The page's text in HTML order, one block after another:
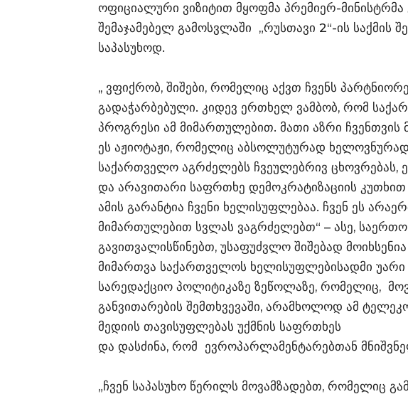
ოფიციალური ვიზიტით მყოფმა პრემიერ-მინისტრმა
შემაჯამებელ გამოსვლაში „რუსთავი 2“-ის საქმის
საპასუხოდ.
,, ვფიქრობ, შიშები, რომელიც აქვთ ჩვენს
გადაჭარბებული. კიდევ ერთხელ ვამბობ, რომ
პროგრესი ამ მიმართულებით. მათი აზრი ჩვენთვის
ეს აჟიოტაჟი, რომელიც აბსოლუტურად ხელოვნურად
საქართველო აგრძელებს ჩვეულებრივ ცხოვრებას,
და არავითარი საფრთხე დემოკრატიზაციის
ამის გარანტია ჩვენი ხელისუფლებაა. ჩვენ ეს
მიმართულებით სვლას ვაგრძელებთ“ – ასე,
გავითვალისწინებთ, უსაფუძვლო შიშებად
მიმართვა საქართველოს ხელისუფლებისადმი
სარედაქციო პოლიტიკაზე ზეწოლაზე, რომელიც,
განვითარების შემთხვევაში, არამხოლოდ ამ
მედიის თავისუფლებას უქმნის საფრთხეს
და დასძინა, რომ ევროპარლამენტარებთან
„ჩვენ საპასუხო წერილს მოვამზადებთ, რომელიც